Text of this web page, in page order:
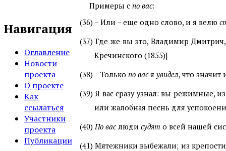
Навигация
Оглавление
Новости
проекта
О проекте
Как
ссылаться
Участники
проекта
Публикации
Примеры с по вас:
(36) – Или – еще одно слово, и я велю
(37) Где же вы это, Владимир
Кречинского (1855)]
(38) – Только по вася увидел, что
(39)Я вас сразу узнал: вы режимные,
или жалобная песнь для
(40)По васлюди судят о всей нашей
(41)Мятежники выбежали; из